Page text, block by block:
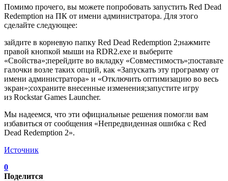
Помимо прочего, вы можете попробовать запустить Red Dead
Redemption на ПК от имени администратора. Для этого
сделайте следующее:
зайдите в корневую папку Red Dead Redemption 2;нажмите
правой кнопкой мыши на RDR2.exe и выберите
«Свойства»;перейдите во вкладку «Совместимость»;поставьте
галочки возле таких опций, как «Запускать эту программу от
имени администратора» и «Отключить оптимизацию во весь
экран»;сохраните внесенные изменения;запустите игру
из Rockstar Games Launcher.
Мы надеемся, что эти официальные решения помогли вам
избавиться от сообщения «Непредвиденная ошибка с Red
Dead Redemption 2».
Источник
0
Поделится